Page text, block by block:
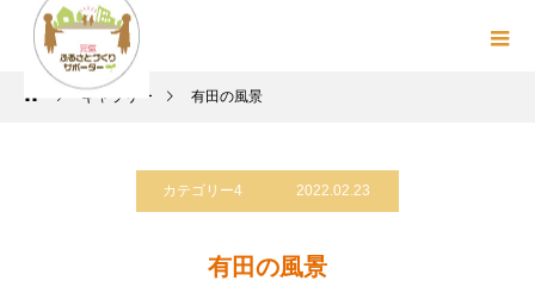
ギャラリー 有田の風景
カテゴリー4 2022.02.23
有田の風景